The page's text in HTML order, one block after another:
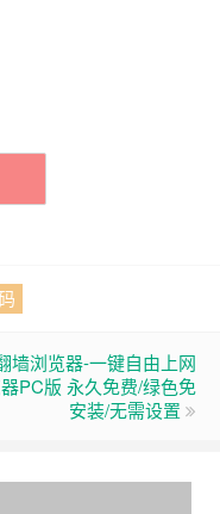
墙浏览器-一键自由上网
PC版 永久免费/绿色免
安装/无需设置